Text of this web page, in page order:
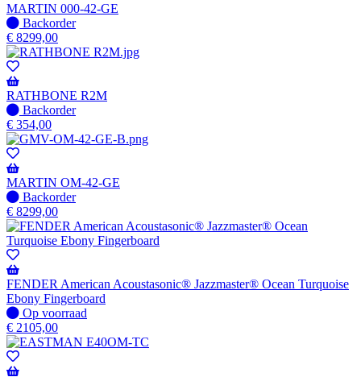
MARTIN 000-42-GE
Niet
op
voorraad
-
Wordt
verzonden
wanneer
beschikbaar
Backorder
€ 8299,00
RATHBONE R2M
Niet
op
voorraad
-
Wordt
verzonden
wanneer
beschikbaar
Backorder
€ 354,00
MARTIN OM-42-GE
Niet
op
voorraad
-
Wordt
verzonden
wanneer
beschikbaar
Backorder
€ 8299,00
FENDER American Acoustasonic® Jazzmaster® Ocean Turquoise
Ebony Fingerboard
Op
voorraad
Op voorraad
€ 2105,00